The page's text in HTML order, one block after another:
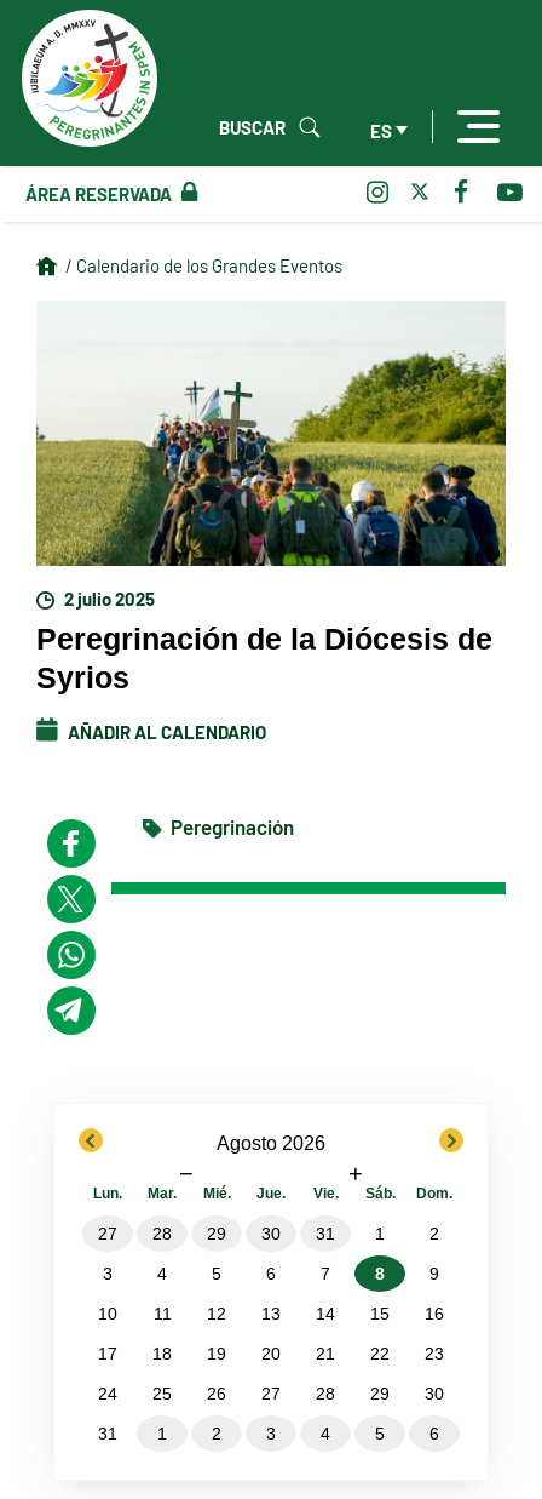
ES
BUSCAR
ÁREA RESERVADA
/ Calendario de los Grandes Eventos
2 julio 2025
Peregrinación de la Diócesis de
Syrios
AÑADIR AL CALENDARIO
Peregrinación
previous Agosto 2026
− +
next
Lun. Mar. Mié. Jue. Vie. Sáb. Dom.
27 28 29 30 31 1 2
3 4 5 6 7 8 9
10 11 12 13 14 15 16
17 18 19 20 21 22 23
24 25 26 27 28 29 30
31 1 2 3 4 5 6